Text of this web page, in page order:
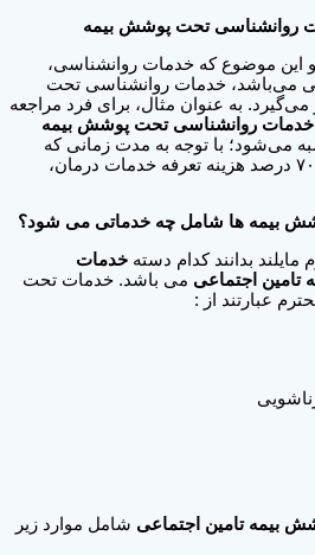
روانشناسی تحت پوشش بیمه
و این موضوع که خدمات روانشناسی،
می‌باشد، خدمات روانشناسی تحت
می‌گیرد. به عنوان مثال، برای فرد مراجعه
خدمات روانشناسی تحت پوشش بیمه
می‌شود؛ با توجه به مدت زمانی که
فرد، خدمت دریافت می‌کند، ۷۰ درصد هزینه تعرفه خدمات درمان،
بیمه ها شامل چه خدماتی می ‌شود؟
بدانند کدام دسته خدمات
اجتماعی می باشد. خدمات تحت
عبارتند از :
بیمه تامین اجتماعی شامل موارد زیر